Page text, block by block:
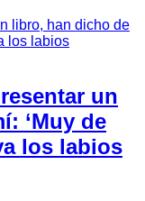
un
‘Muy de
los labios